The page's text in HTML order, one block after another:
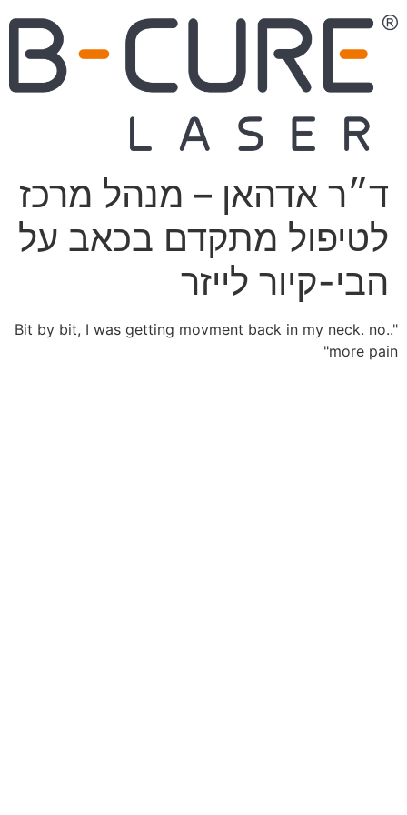
ד״ר אדהאן – מנהל מרכז
לטיפול מתקדם בכאב על
הבי-קיור לייזר
"..Bit by bit, I was getting movment back in my neck. no
more pain"